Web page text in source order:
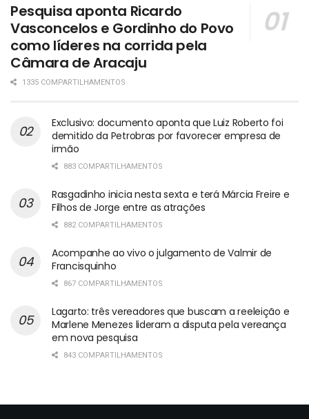
Pesquisa aponta Ricardo
Vasconcelos e Gordinho do Povo
como líderes na corrida pela
Câmara de Aracaju
1335 COMPARTILHAMENTOS
Exclusivo: documento aponta que Luiz Roberto foi
demitido da Petrobras por favorecer empresa de
irmão
883 COMPARTILHAMENTOS
Rasgadinho inicia nesta sexta e terá Márcia Freire e
Filhos de Jorge entre as atrações
882 COMPARTILHAMENTOS
Acompanhe ao vivo o julgamento de Valmir de
Francisquinho
867 COMPARTILHAMENTOS
Lagarto: três vereadores que buscam a reeleição e
Marlene Menezes lideram a disputa pela vereança
em nova pesquisa
843 COMPARTILHAMENTOS